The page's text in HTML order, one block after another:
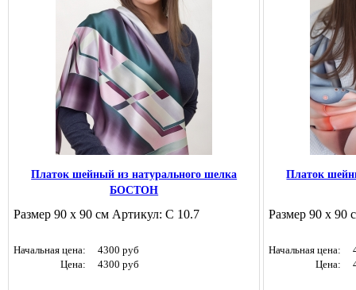
Платок шейный из натурального шелка
БОСТОН
Размер 90 х 90 см Артикул: С 10.7
Начальная цена:
4300 руб
Цена:
4300 руб
Платок
Размер 90 х 90
Начальная цена:
Цена: